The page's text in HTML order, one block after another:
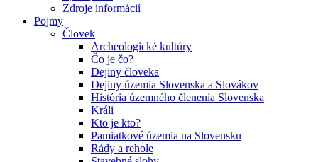
Zdroje informácií
Pojmy
Človek
Archeologické kultúry
Čo je čo?
Dejiny človeka
Dejiny územia Slovenska a Slovákov
História územného členenia Slovenska
Králi
Kto je kto?
Pamiatkové územia na Slovensku
Rády a rehole